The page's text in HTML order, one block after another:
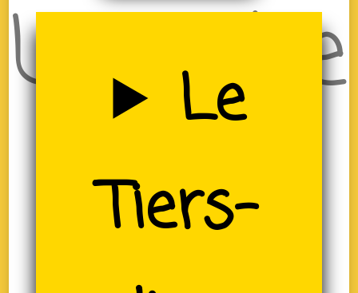
Uzerche
(19)
Le
Tiers-